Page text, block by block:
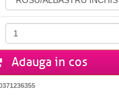
Adauga in cos